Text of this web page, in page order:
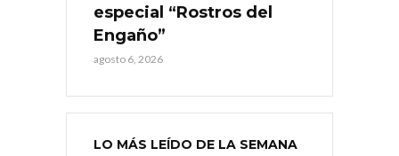
especial “Rostros del
Engaño”
agosto 6, 2026
LO MÁS LEÍDO DE LA SEMANA